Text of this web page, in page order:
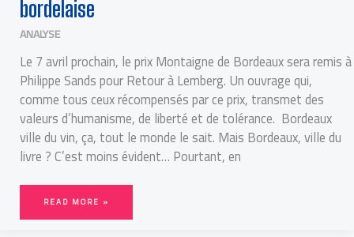
bordelaise
ANALYSE
Le 7 avril prochain, le prix Montaigne de Bordeaux sera remis à
Philippe Sands pour Retour à Lemberg. Un ouvrage qui,
comme tous ceux récompensés par ce prix, transmet des
valeurs d’humanisme, de liberté et de tolérance. Bordeaux
ville du vin, ça, tout le monde le sait. Mais Bordeaux, ville du
livre ? C’est moins évident… Pourtant, en
READ MORE »